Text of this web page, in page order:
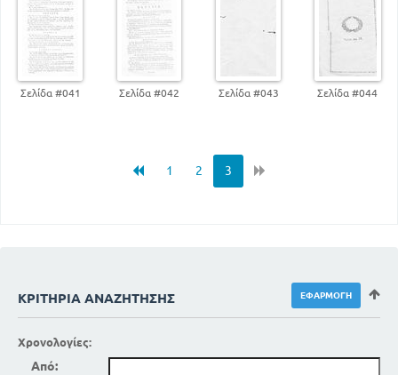
Σελίδα #041 Σελίδα #042 Σελίδα #043 Σελίδα #044
1 2 3
ΚΡΙΤΉΡΙΑ ΑΝΑΖΉΤΗΣΗΣ
Χρονολογίες:
Από: